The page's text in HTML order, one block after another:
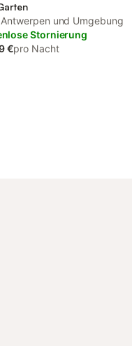
Antwerpen und Umgebung
Stornierung
€pro Nacht